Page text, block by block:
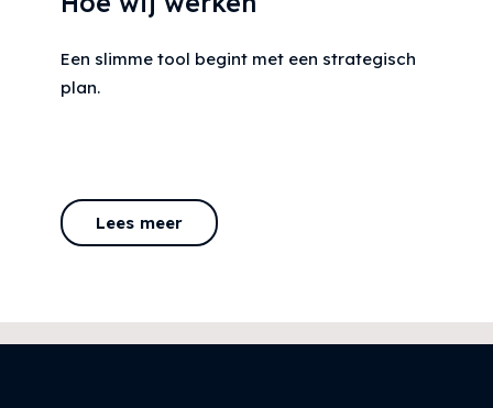
Een slimme tool begint met een strategisch
plan.
Lees meer